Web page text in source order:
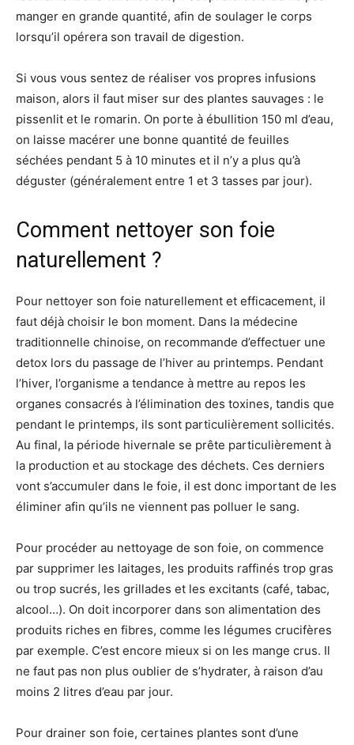
manger en grande quantité, afin de soulager le corps
lorsqu’il opérera son travail de digestion.
Si vous vous sentez de réaliser vos propres infusions
maison, alors il faut miser sur des plantes sauvages : le
pissenlit et le romarin. On porte à ébullition 150 ml d’eau,
on laisse macérer une bonne quantité de feuilles
séchées pendant 5 à 10 minutes et il n’y a plus qu’à
déguster (généralement entre 1 et 3 tasses par jour).
Comment nettoyer son foie
naturellement ?
Pour nettoyer son foie naturellement et efficacement, il
faut déjà choisir le bon moment. Dans la médecine
traditionnelle chinoise, on recommande d’effectuer une
detox lors du passage de l’hiver au printemps. Pendant
l’hiver, l’organisme a tendance à mettre au repos les
organes consacrés à l’élimination des toxines, tandis que
pendant le printemps, ils sont particulièrement sollicités.
Au final, la période hivernale se prête particulièrement à
la production et au stockage des déchets. Ces derniers
vont s’accumuler dans le foie, il est donc important de les
éliminer afin qu’ils ne viennent pas polluer le sang.
Pour procéder au nettoyage de son foie, on commence
par supprimer les laitages, les produits raffinés trop gras
ou trop sucrés, les grillades et les excitants (café, tabac,
alcool…). On doit incorporer dans son alimentation des
produits riches en fibres, comme les légumes crucifères
par exemple. C’est encore mieux si on les mange crus. Il
ne faut pas non plus oublier de s’hydrater, à raison d’au
moins 2 litres d’eau par jour.
Pour drainer son foie, certaines plantes sont d’une